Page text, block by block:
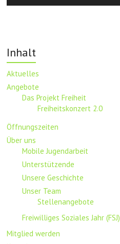
Inhalt
Aktuelles
Angebote
Das Projekt Freiheit
Freiheitskonzert 2.0
Öffnungszeiten
Über uns
Mobile Jugendarbeit
Unterstützende
Unsere Geschichte
Unser Team
Stellenangebote
Freiwilliges Soziales Jahr (FSJ)
Mitglied werden